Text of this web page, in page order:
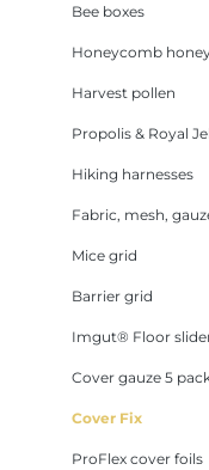
Bee boxes
Honeycomb
Harvest pollen
Propolis & Royal
Hiking harnesses
Fabric, mesh,
Mice grid
Barrier grid
Imgut® Floor
Cover gauze 5
Cover Fix
ProFlex cover foils